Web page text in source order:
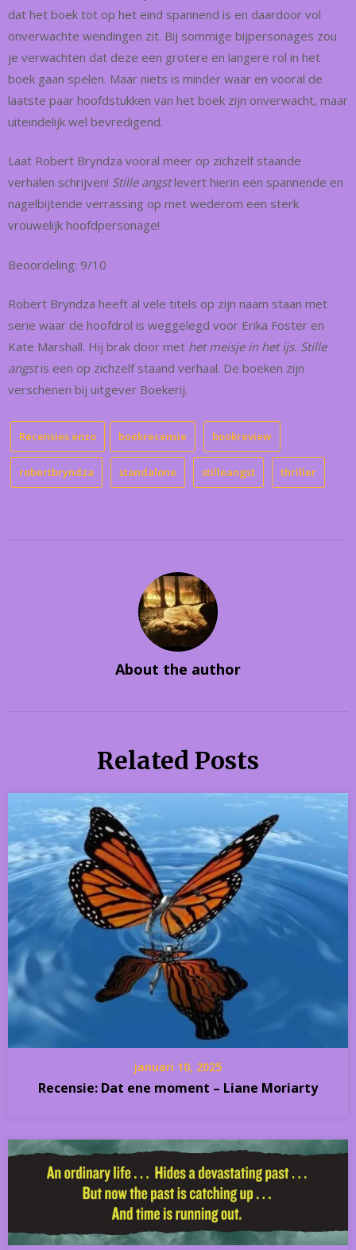
dat het boek tot op het eind spannend is en daardoor vol
onverwachte wendingen zit. Bij sommige bijpersonages zou
je verwachten dat deze een grotere en langere rol in het
boek gaan spelen. Maar niets is minder waar en vooral de
laatste paar hoofdstukken van het boek zijn onverwacht, maar
uiteindelijk wel bevredigend.
Laat Robert Bryndza vooral meer op zichzelf staande
verhalen schrijven! Stille angstlevert hierin een spannende en
nagelbijtende verrassing op met wederom een sterk
vrouwelijk hoofdpersonage!
Beoordeling: 9/10
Robert Bryndza heeft al vele titels op zijn naam staan met
serie waar de hoofdrol is weggelegd voor Erika Foster en
Kate Marshall. Hij brak door met het meisje in het ijs. Stille
angstis een op zichzelf staand verhaal. De boeken zijn
verschenen bij uitgever Boekerij.
Recensies enzo boekrecensie bookreview
robertbryndza standalone stilleangst thriller
About the author
Related Posts
januari 10, 2025
Recensie: Dat ene moment – Liane Moriarty